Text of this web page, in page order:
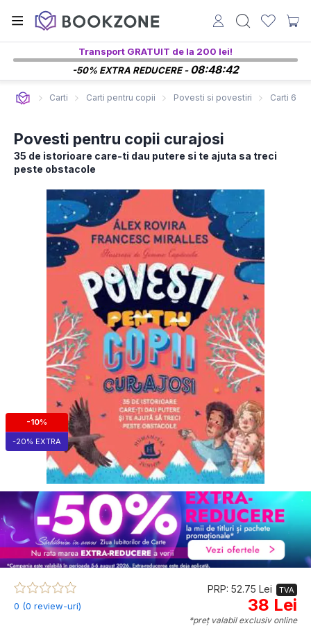
Transport GRATUIT de la 200 lei!
-50% EXTRA REDUCERE -08:48:42
Carti Carti pentru copii Povesti si povestiri Carti 6-8
Povesti pentru copii curajosi
35 de istorioare care-ti dau putere si te ajuta sa treci
peste obstacole
-10%
-20% EXTRA
0 (0 review-uri)
PRP: 52.75 Lei TVA
38 Lei
*preț valabil exclusiv online